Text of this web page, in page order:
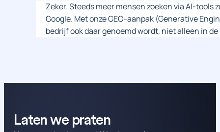
Zeker. Steeds meer mensen zoeken via AI-tools
Google. Met onze GEO-aanpak (Generative
bedrijf ook daar genoemd wordt, niet alleen in
Laten we praten